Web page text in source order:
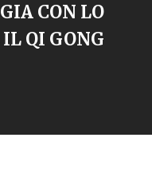
CON LO
QI GONG